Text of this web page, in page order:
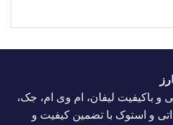
و باکیفیت لیفان، ام وی ام، جک،
و استوک با تضمین کیفیت و